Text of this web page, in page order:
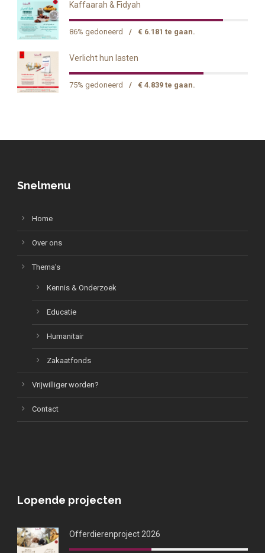
Kaffaarah & Fidyah
86% gedoneerd / € 6.181 te gaan.
Verlicht hun lasten
75% gedoneerd / € 4.839 te gaan.
Snelmenu
Home
Over ons
Thema’s
Kennis & Onderzoek
Educatie
Humanitair
Zakaatfonds
Vrijwilliger worden?
Contact
Lopende projecten
Offerdierenproject 2026